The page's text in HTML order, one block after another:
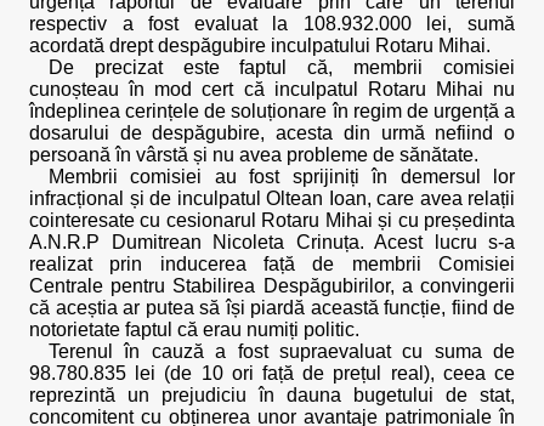
respectiv a fost evaluat la 108.932.000 lei, sumă
acordată drept despăgubire inculpatului Rotaru Mihai.
De precizat este faptul că, membrii comisiei
cunoșteau în mod cert că inculpatul Rotaru Mihai nu
îndeplinea cerințele de soluționare în regim de urgență a
dosarului de despăgubire, acesta din urmă nefiind o
persoană în vârstă și nu avea probleme de sănătate.
Membrii comisiei au fost sprijiniți în demersul lor
infracțional și de inculpatul Oltean Ioan, care avea relații
cointeresate cu cesionarul Rotaru Mihai și cu președinta
A.N.R.P Dumitrean Nicoleta Crinuța. Acest lucru s-a
realizat prin inducerea față de membrii Comisiei
Centrale pentru Stabilirea Despăgubirilor, a convingerii
că aceștia ar putea să își piardă această funcție, fiind de
notorietate faptul că erau numiți politic.
Terenul în cauză a fost supraevaluat cu suma de
98.780.835 lei (de 10 ori față de prețul real), ceea ce
reprezintă un prejudiciu în dauna bugetului de stat,
concomitent cu obținerea unor avantaje patrimoniale în